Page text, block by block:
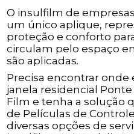
O insulfilm de
um único aplique,
proteção e conforto
circulam pelo espaço
são aplicadas.
Precisa encontrar
janela residencial Ponte
Film e tenha a solução
de Películas de
diversas opções de